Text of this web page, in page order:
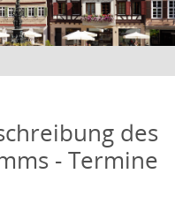
des
- Termine